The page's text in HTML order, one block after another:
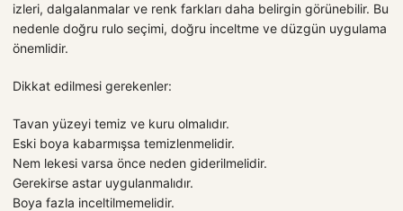
izleri, dalgalanmalar ve renk farkları daha belirgin görünebilir. Bu
nedenle doğru rulo seçimi, doğru inceltme ve düzgün uygulama
önemlidir.
Dikkat edilmesi gerekenler:
Tavan yüzeyi temiz ve kuru olmalıdır.
Eski boya kabarmışsa temizlenmelidir.
Nem lekesi varsa önce neden giderilmelidir.
Gerekirse astar uygulanmalıdır.
Boya fazla inceltilmemelidir.